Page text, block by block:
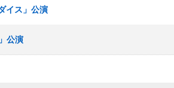
イス」公演
公演